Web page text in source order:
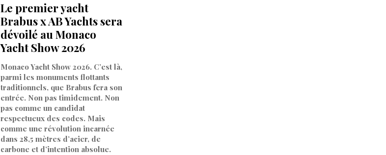
Le premier yacht
Brabus x AB Yachts sera
dévoilé au Monaco
Yacht Show 2026
Monaco Yacht Show 2026. C’est là,
parmi les monuments flottants
traditionnels, que Brabus fera son
entrée. Non pas timidement. Non
pas comme un candidat
respectueux des codes. Mais
comme une révolution incarnée
dans 28,5 mètres d’acier, de
carbone et d’intention absolue.